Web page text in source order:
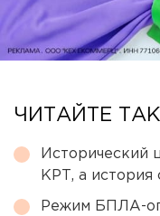
ЧИТАЙТЕ
Исторический
КРТ, а история
Режим БПЛА-